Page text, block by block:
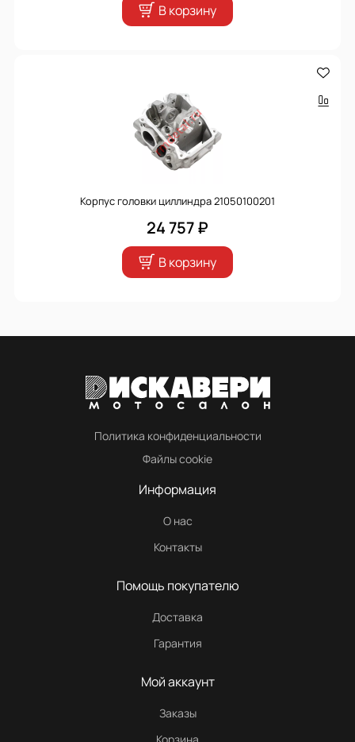
В корзину
Корпус головки циллиндра 21050100201
24 757 ₽
В корзину
Политика конфиденциальности
Файлы cookie
Информация
О нас
Контакты
Помощь покупателю
Доставка
Гарантия
Мой аккаунт
Заказы